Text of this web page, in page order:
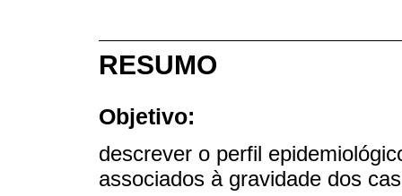
RESUMO
Objetivo:
descrever o perfil
associados à gravidade dos